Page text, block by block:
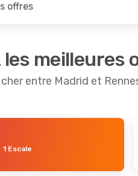
offres
les meilleures
entre Madrid et
1 Escale